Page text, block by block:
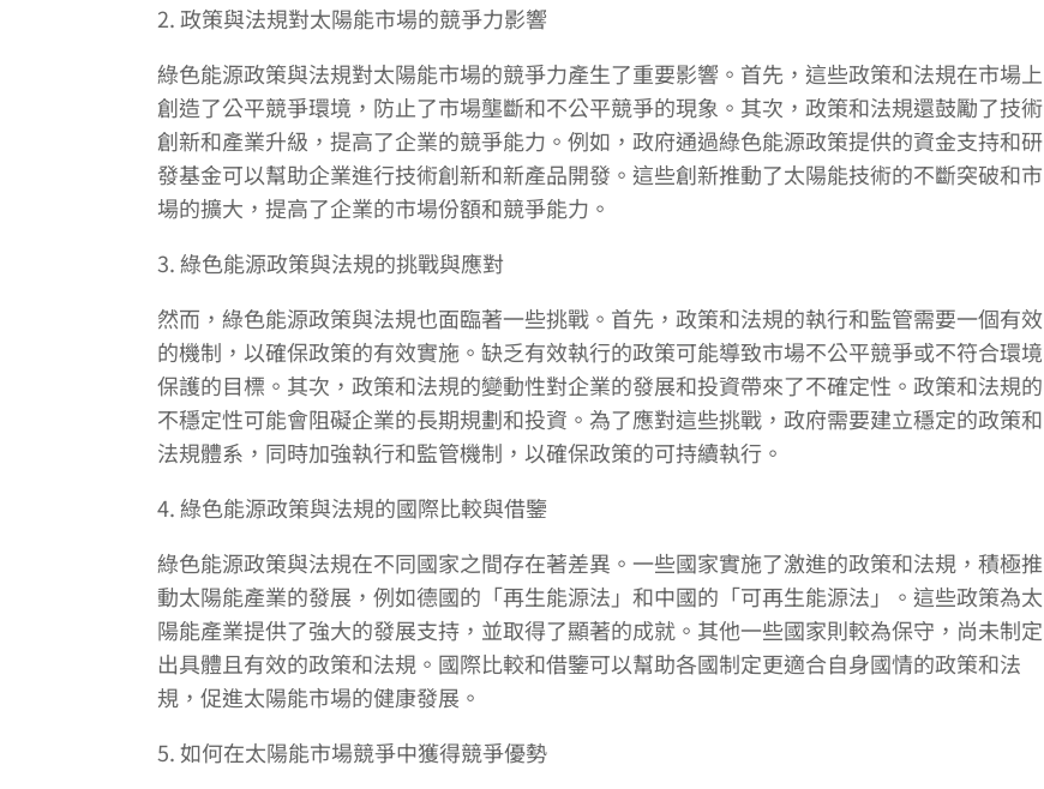
2. 政策與法規對太陽能市場的競爭力影響
綠色能源政策與法規對太陽能市場的競爭力產生了重要影響。首先，這些政策和法規在市場上
創造了公平競爭環境，防止了市場壟斷和不公平競爭的現象。其次，政策和法規還鼓勵了技術
創新和產業升級，提高了企業的競爭能力。例如，政府通過綠色能源政策提供的資金支持和研
發基金可以幫助企業進行技術創新和新產品開發。這些創新推動了太陽能技術的不斷突破和市
場的擴大，提高了企業的市場份額和競爭能力。
3. 綠色能源政策與法規的挑戰與應對
然而，綠色能源政策與法規也面臨著一些挑戰。首先，政策和法規的執行和監管需要一個有效
的機制，以確保政策的有效實施。缺乏有效執行的政策可能導致市場不公平競爭或不符合環境
保護的目標。其次，政策和法規的變動性對企業的發展和投資帶來了不確定性。政策和法規的
不穩定性可能會阻礙企業的長期規劃和投資。為了應對這些挑戰，政府需要建立穩定的政策和
法規體系，同時加強執行和監管機制，以確保政策的可持續執行。
4. 綠色能源政策與法規的國際比較與借鑒
綠色能源政策與法規在不同國家之間存在著差異。一些國家實施了激進的政策和法規，積極推
動太陽能產業的發展，例如德國的「再生能源法」和中國的「可再生能源法」。這些政策為太
陽能產業提供了強大的發展支持，並取得了顯著的成就。其他一些國家則較為保守，尚未制定
出具體且有效的政策和法規。國際比較和借鑒可以幫助各國制定更適合自身國情的政策和法
規，促進太陽能市場的健康發展。
5. 如何在太陽能市場競爭中獲得競爭優勢